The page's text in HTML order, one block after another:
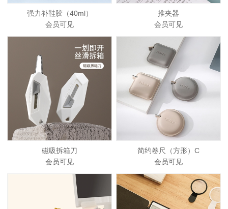
强力补鞋胶（40ml）
会员可见
推夹器
会员可见
磁吸拆箱刀
会员可见
简约卷尺（方形）C
会员可见